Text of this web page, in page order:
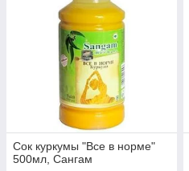
Сок куркумы "Все в норме"
500мл, Сангам